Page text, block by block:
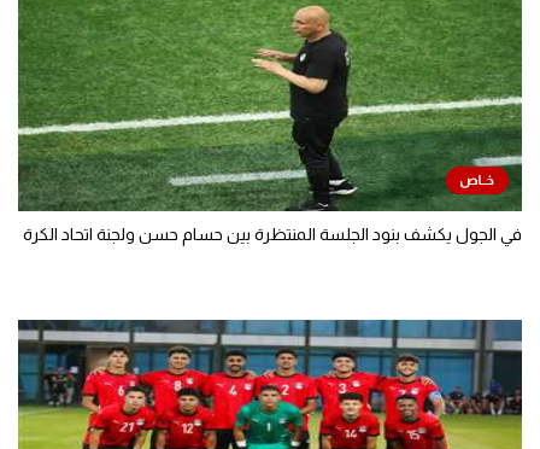
في الجول يكشف بنود الجلسة المنتظرة بين حسام حسن ولجنة اتحاد الكرة